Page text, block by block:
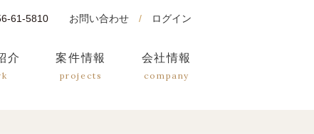
61-5810 お問い合わせ / ログイン
介 案件情報
projects
会社情報
company